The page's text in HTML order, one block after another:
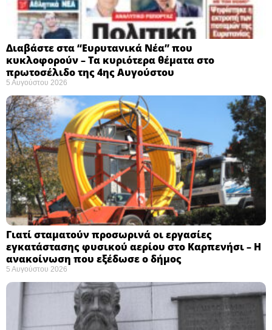
Διαβάστε στα “Ευρυτανικά Νέα” που
κυκλοφορούν – Τα κυριότερα θέματα στο
πρωτοσέλιδο της 4ης Αυγούστου
5 Αυγούστου 2026
Γιατί σταματούν προσωρινά οι εργασίες
εγκατάστασης φυσικού αερίου στο Καρπενήσι – Η
ανακοίνωση που εξέδωσε ο δήμος
5 Αυγούστου 2026